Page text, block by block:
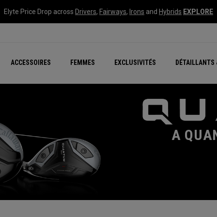
Elyte Price Drop across Drivers, Fairways, Irons and Hybrids EXPLORE
ACCESSOIRES FEMMES EXCLUSIVITÉS
Nouvelle série –
Famille Chrome Soft
Chrome Tour : Majeur
New - REVA Complete
Online Selector Tools
A